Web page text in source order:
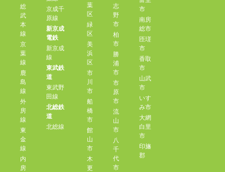
総
武
本
線
京
葉
線
鹿
島
線
外
房
線
東
金
線
内
房
京成千
原線
新京成
電鉄
新京成
線
東武鉄
道
東武野
田線
北総鉄
道
北総線
葉
区
緑
区
美
浜
区
市
川
市
船
橋
市
館
山
市
木
更
志
野
市
柏
市
勝
浦
市
市
原
市
流
山
市
八
千
代
市
市
南房
総市
匝瑳
市
香取
市
山武
市
いす
み市
大網
白里
市
印旛
郡